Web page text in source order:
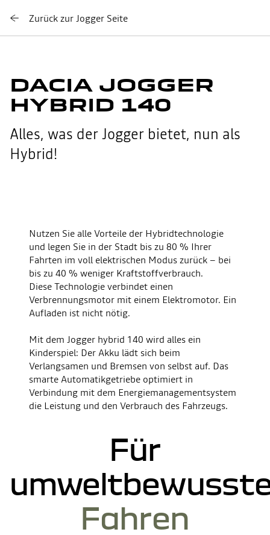
Zurück zur Jogger Seite
DACIA JOGGER
HYBRID 140
Alles, was der Jogger bietet, nun als
Hybrid!
Social Cookies, um auf den Inhalt zugreifen zu können. (CTA –
Erlauben)
ABLEHNEN
ICH AKZEPTIERE
Nutzen Sie alle Vorteile der Hybridtechnologie
und legen Sie in der Stadt bis zu 80 % Ihrer
Fahrten im voll elektrischen Modus zurück – bei
bis zu 40 % weniger Kraftstoffverbrauch.
Diese Technologie verbindet einen
Verbrennungsmotor mit einem Elektromotor. Ein
Aufladen ist nicht nötig.
Mit dem Jogger hybrid 140 wird alles ein
Kinderspiel: Der Akku lädt sich beim
Verlangsamen und Bremsen von selbst auf. Das
smarte Automatikgetriebe optimiert in
Verbindung mit dem Energiemanagementsystem
die Leistung und den Verbrauch des Fahrzeugs.
Für
Fahren